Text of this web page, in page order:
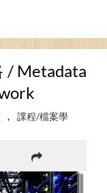
/ Metadata
, 課程/檔案學